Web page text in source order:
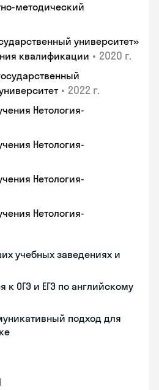
методический
университет»
квалификации • 2020 г.
• 2022 г.
Нетология-
Нетология-
Нетология-
Нетология-
учебных заведениях и
к ОГЭ и ЕГЭ по английскому
подход для